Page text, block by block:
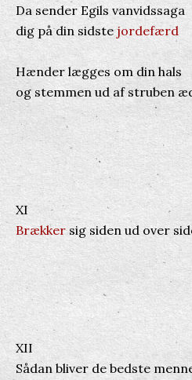
Da sender Egils
dig på din sidstejordefærd
Hænder lægges om din hals
og stemmen ud af struben
XI
Brækker sig siden ud over
XII
Sådan bliver de bedste